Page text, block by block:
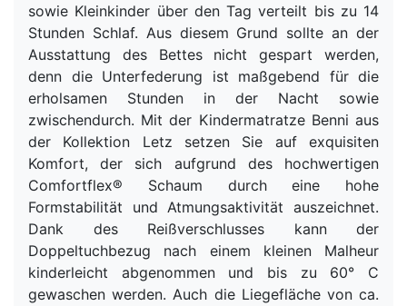
sowie Kleinkinder über den Tag verteilt bis zu 14
Stunden Schlaf. Aus diesem Grund sollte an der
Ausstattung des Bettes nicht gespart werden,
denn die Unterfederung ist maßgebend für die
erholsamen Stunden in der Nacht sowie
zwischendurch. Mit der Kindermatratze Benni aus
der Kollektion Letz setzen Sie auf exquisiten
Komfort, der sich aufgrund des hochwertigen
Comfortflex® Schaum durch eine hohe
Formstabilität und Atmungsaktivität auszeichnet.
Dank des Reißverschlusses kann der
Doppeltuchbezug nach einem kleinen Malheur
kinderleicht abgenommen und bis zu 60° C
gewaschen werden. Auch die Liegefläche von ca.